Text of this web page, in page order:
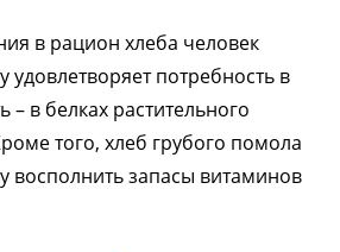
в рацион хлеба человек
удовлетворяет потребность в
– в белках растительного
того, хлеб грубого помола
восполнить запасы витаминов